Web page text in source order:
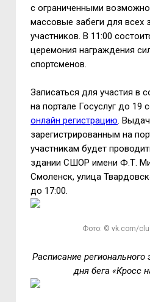
с ограниченными
массовые забеги для всех
участников. В 11:00
церемония награждения
спортсменов.
Записаться для участия в
на портале Госуслуг до 19
онлайн регистрацию.
зарегистрированным на
участникам будет
здании СШОР имени Ф.Т.
Смоленск, улица
до 17:00.
Фото: © vk.com/
Расписание регионального
дня бега «Кросс